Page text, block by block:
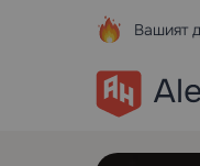
Вашият